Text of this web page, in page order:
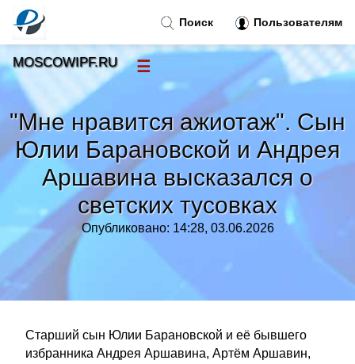
"Мне нравится ажиотаж". Сын
Юлии Барановской и Андрея
Аршавина высказался о
светских тусовках
Опубликовано: 14:28, 03.06.2026
Старший сын Юлии Барановской и её бывшего
избранника Андрея Аршавина, Артём Аршавин,
Поиск Пользователям
MOSCOWIPF.RU ☰
Тренды новостей»
Рубрики»
Правила »